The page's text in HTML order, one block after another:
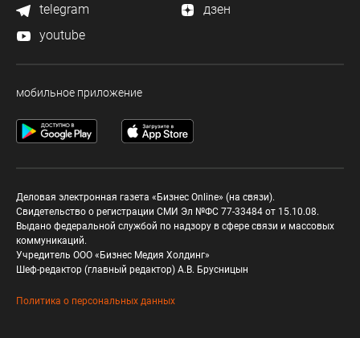
telegram
дзен
youtube
мобильное приложение
Деловая электронная газета «Бизнес Online» (на связи).
Свидетельство о регистрации СМИ Эл №ФС 77-33484 от 15.10.08.
Выдано федеральной службой по надзору в сфере связи и массовых
коммуникаций.
Учредитель ООО «Бизнес Медия Холдинг»
Шеф-редактор (главный редактор) А.В. Брусницын
Политика о персональных данных